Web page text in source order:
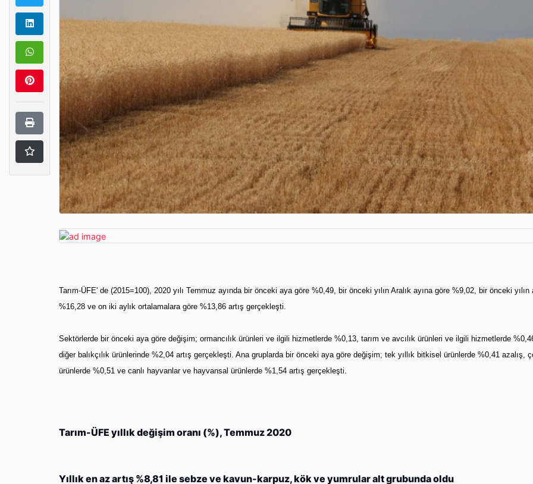
Tarım-ÜFE' de (2015=100), 2020 yılı Temmuz ayında bir önceki aya göre %0,49, bir önceki yılın Aralık ayına göre %9,02, bir önceki yılın
%16,28 ve on iki aylık ortalamalara göre %13,86 artış gerçekleşti.
Sektörlerde bir önceki aya göre değişim; ormancılık ürünleri ve ilgili hizmetlerde %0,13, tarım ve avcılık ürünleri ve ilgili hizmetlerde
diğer balıkçılık ürünlerinde %2,04 artış gerçekleşti. Ana gruplarda bir önceki aya göre değişim; tek yıllık bitkisel ürünlerde %0,41 azalış,
ürünlerde %0,51 ve canlı hayvanlar ve hayvansal ürünlerde %1,54 artış gerçekleşti.
Tarım-ÜFE yıllık değişim oranı (%), Temmuz 2020
Yıllık en az artış %8,81 ile sebze ve kavun-karpuz, kök ve yumrular alt grubunda oldu